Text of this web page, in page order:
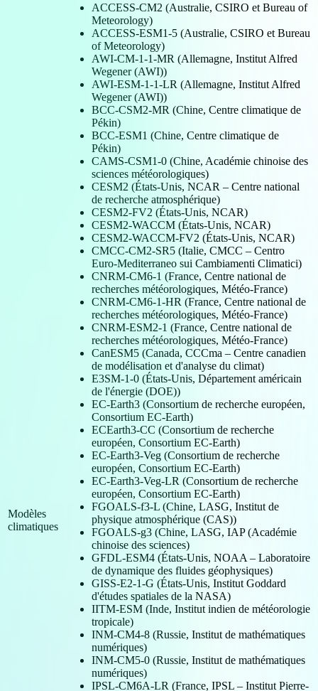
Modèles
climatiques
ACCESS-CM2 (Australie, CSIRO et Bureau of
Meteorology)
ACCESS-ESM1-5 (Australie, CSIRO et Bureau
of Meteorology)
AWI-CM-1-1-MR (Allemagne, Institut Alfred
Wegener (AWI))
AWI-ESM-1-1-LR (Allemagne, Institut Alfred
Wegener (AWI))
BCC-CSM2-MR (Chine, Centre climatique de
Pékin)
BCC-ESM1 (Chine, Centre climatique de
Pékin)
CAMS-CSM1-0 (Chine, Académie chinoise des
sciences météorologiques)
CESM2 (États-Unis, NCAR – Centre national
de recherche atmosphérique)
CESM2-FV2 (États-Unis, NCAR)
CESM2-WACCM (États-Unis, NCAR)
CESM2-WACCM-FV2 (États-Unis, NCAR)
CMCC-CM2-SR5 (Italie, CMCC – Centro
Euro-Mediterraneo sui Cambiamenti Climatici)
CNRM-CM6-1 (France, Centre national de
recherches météorologiques, Météo-France)
CNRM-CM6-1-HR (France, Centre national de
recherches météorologiques, Météo-France)
CNRM-ESM2-1 (France, Centre national de
recherches météorologiques, Météo-France)
CanESM5 (Canada, CCCma – Centre canadien
de modélisation et d'analyse du climat)
E3SM-1-0 (États-Unis, Département américain
de l'énergie (DOE))
EC-Earth3 (Consortium de recherche européen,
Consortium EC-Earth)
ECEarth3-CC (Consortium de recherche
européen, Consortium EC-Earth)
EC-Earth3-Veg (Consortium de recherche
européen, Consortium EC-Earth)
EC-Earth3-Veg-LR (Consortium de recherche
européen, Consortium EC-Earth)
FGOALS-f3-L (Chine, LASG, Institut de
physique atmosphérique (CAS))
FGOALS-g3 (Chine, LASG, IAP (Académie
chinoise des sciences)
GFDL-ESM4 (États-Unis, NOAA – Laboratoire
de dynamique des fluides géophysiques)
GISS-E2-1-G (États-Unis, Institut Goddard
d'études spatiales de la NASA)
IITM-ESM (Inde, Institut indien de météorologie
tropicale)
INM-CM4-8 (Russie, Institut de mathématiques
numériques)
INM-CM5-0 (Russie, Institut de mathématiques
numériques)
IPSL-CM6A-LR (France, IPSL – Institut Pierre-